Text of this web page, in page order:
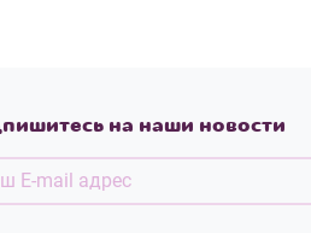
на наши новости